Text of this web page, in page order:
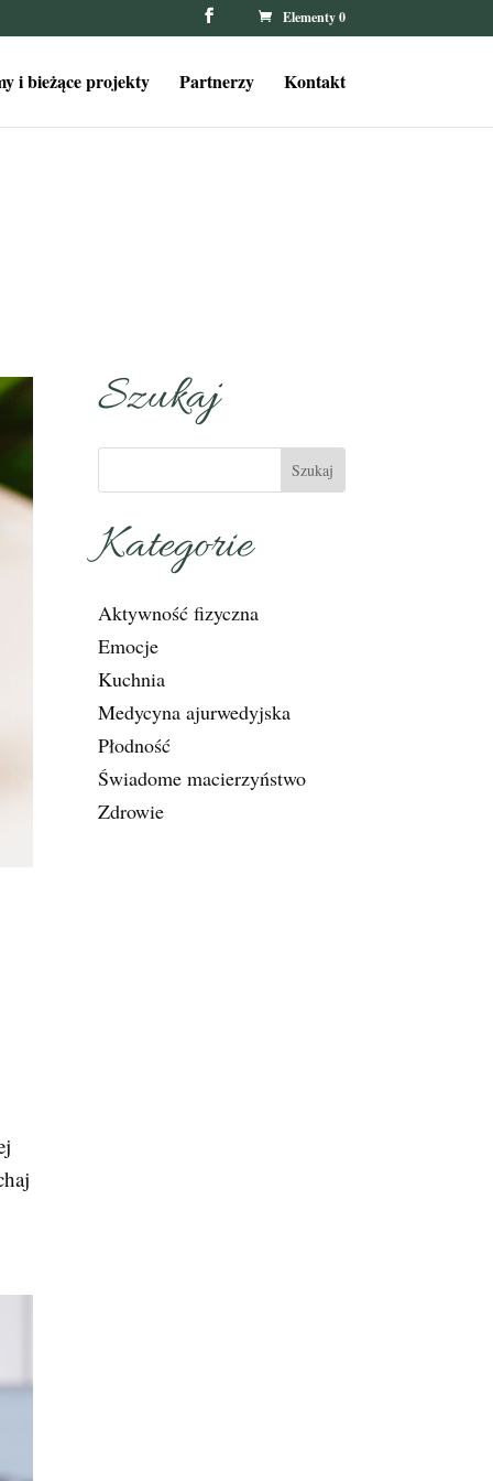
Elementy 0
i bieżące projekty Partnerzy Kontakt
Szukaj
Kategorie
Aktywność fizyczna
Emocje
Kuchnia
Medycyna ajurwedyjska
Płodność
Świadome macierzyństwo
Zdrowie